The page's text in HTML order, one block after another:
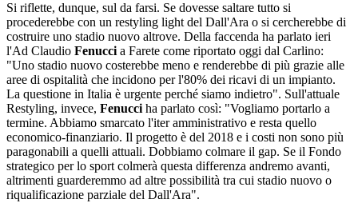
Si riflette, dunque, sul da farsi. Se dovesse saltare tutto si
procederebbe con un restyling light del Dall'Ara o si cercherebbe di
costruire uno stadio nuovo altrove. Della faccenda ha parlato ieri
l'Ad Claudio Fenucci a Farete come riportato oggi dal Carlino:
"Uno stadio nuovo costerebbe meno e renderebbe di più grazie alle
aree di ospitalità che incidono per l'80% dei ricavi di un impianto.
La questione in Italia è urgente perché siamo indietro". Sull'attuale
Restyling, invece, Fenucci ha parlato così: "Vogliamo portarlo a
termine. Abbiamo smarcato l'iter amministrativo e resta quello
economico-finanziario. Il progetto è del 2018 e i costi non sono più
paragonabili a quelli attuali. Dobbiamo colmare il gap. Se il Fondo
strategico per lo sport colmerà questa differenza andremo avanti,
altrimenti guarderemmo ad altre possibilità tra cui stadio nuovo o
riqualificazione parziale del Dall'Ara".